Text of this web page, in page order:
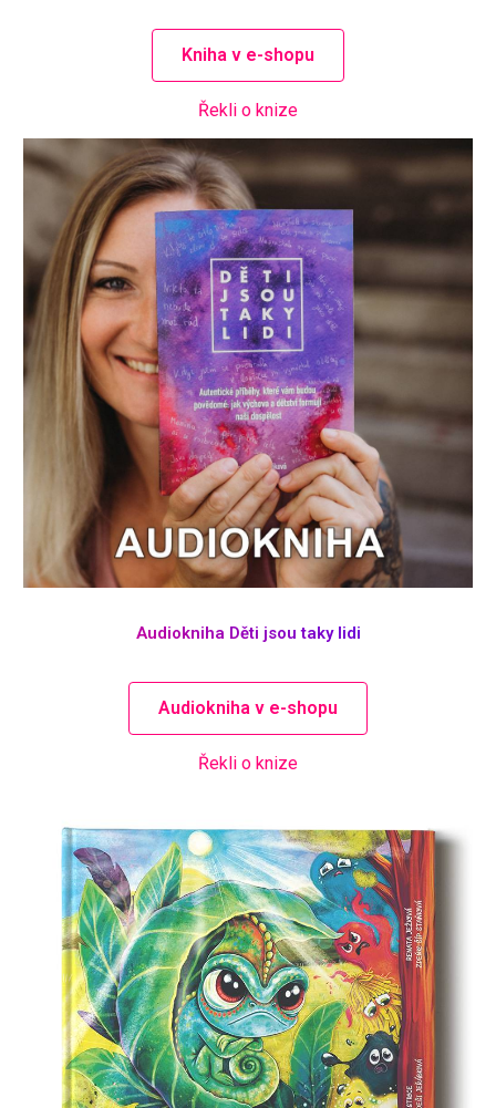
Kniha v e-shopu
Řekli o knize
Audiokniha Děti jsou taky lidi
Audiokniha v e-shopu
Řekli o knize